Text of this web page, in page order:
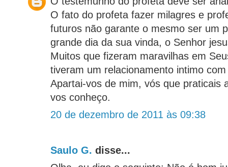
O fato do profeta fazer milagres e
futuros não garante o mesmo ser um
grande dia da sua vinda, o Senhor
Muitos que fizeram maravilhas em
tiveram um relacionamento intimo
Apartai-vos de mim, vós que praticais
vos conheço.
20 de dezembro de 2011 às 09:38
Saulo G. disse...